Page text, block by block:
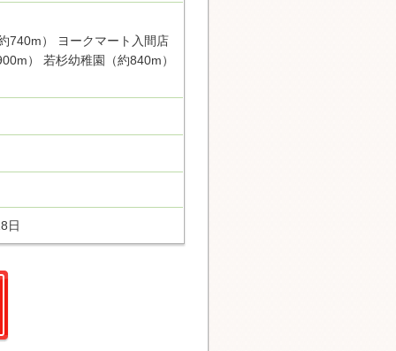
740m） ヨークマート入間店
） 若杉幼稚園（約840m）
日